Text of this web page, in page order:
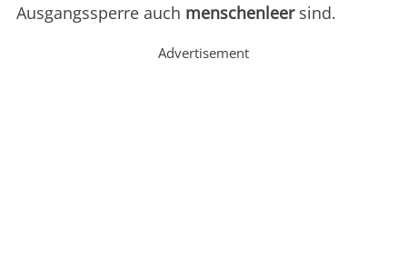
Ausgangssperre auch menschenleersind.
Advertisement